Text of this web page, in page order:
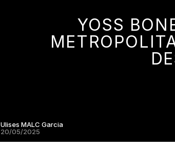
YOSS
Ulises MALC Garcia
20/05/2025